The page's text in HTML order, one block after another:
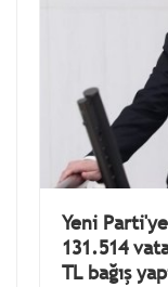
Yeni
131.514
TL bağış